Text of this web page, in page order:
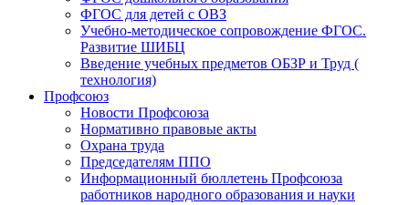
ФГОС для детей с ОВЗ
Учебно-методическое сопровождение ФГОС.
Развитие ШИБЦ
Введение учебных предметов ОБЗР и Труд (
технология)
Профсоюз
Новости Профсоюза
Нормативно правовые акты
Охрана труда
Председателям ППО
Информационный бюллетень Профсоюза
работников народного образования и науки